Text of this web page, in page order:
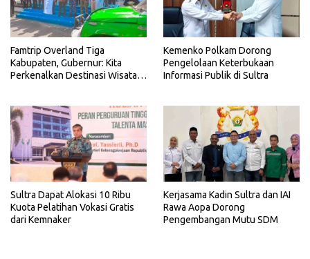
Famtrip Overland Tiga
Kabupaten, Gubernur: Kita
Perkenalkan Destinasi Wisata
Kemenko Polkam Dorong
Pengelolaan Keterbukaan
Informasi Publik di Sultra
Sultra Dapat Alokasi 10 Ribu
Kuota Pelatihan Vokasi Gratis
dari Kemnaker
Kerjasama Kadin Sultra dan IAI
Rawa Aopa Dorong
Pengembangan Mutu SDM